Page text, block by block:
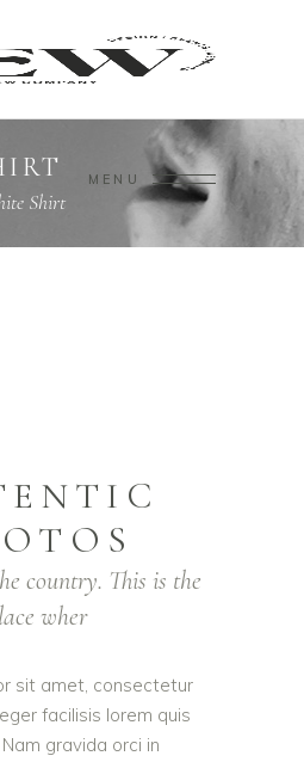
MENU
Shirt
country. This is the
wher
sit amet, consectetur
facilisis lorem quis
gravida orci in